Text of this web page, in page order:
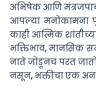
अभिषेक आणि
आपल्या मनोकामना
काही आत्मिक
भक्तिभाव, मानसिक
नाते जोडूनच परत
नसून, भक्तीचा एक